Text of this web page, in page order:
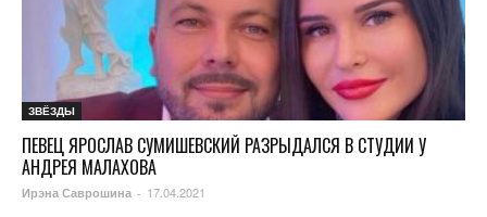
ЗВЁЗДЫ
ПЕВЕЦ ЯРОСЛАВ СУМИШЕВСКИЙ РАЗРЫДАЛСЯ В СТУДИИ У
АНДРЕЯ МАЛАХОВА
Ирэна Саврошина - 17.04.2021